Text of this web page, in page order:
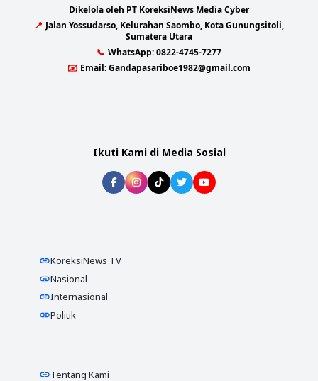
Dikelola oleh PT KoreksiNews Media Cyber
📍 Jalan Yossudarso, Kelurahan Saombo, Kota Gunungsitoli,
Sumatera Utara
📞 WhatsApp:0822-4745-7277
✉️ Email:Gandapasariboe1982@gmail.com
Ikuti Kami di Media Sosial
KoreksiNews TV
Nasional
Internasional
Politik
Tentang Kami